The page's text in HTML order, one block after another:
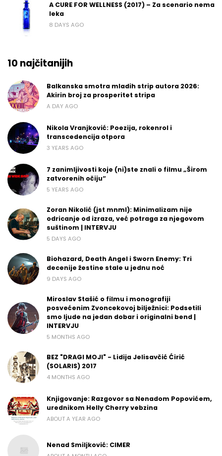
A CURE FOR WELLNESS (2017) – Za scenario nema
leka
8 DAYS AGO
10 najčitanijih
Balkanska smotra mladih strip autora 2026:
Akirin broj za prosperitet stripa
A DAY AGO
Nikola Vranjković: Poezija, rokenrol i
transcedencija otpora
3 YEARS AGO
7 zanimljivosti koje (ni)ste znali o filmu „Širom
zatvorenih očiju“
5 YEARS AGO
Zoran Nikolić (jst mnml): Minimalizam nije
odricanje od izraza, već potraga za njegovom
suštinom | INTERVJU
5 DAYS AGO
Biohazard, Death Angel i Sworn Enemy: Tri
decenije žestine stale u jednu noć
9 DAYS AGO
Miroslav Stašić o filmu i monografiji
posvećenim Zvoncekovoj bilježnici: Podsetili
smo ljude na jedan dobar i originalni bend |
INTERVJU
5 MONTHS AGO
BEZ "DRAGI MOJI" - Lidija Jelisavčić Ćirić
(SOLARIS) 2017
4 MONTHS AGO
Knjigovanje: Razgovor sa Nenadom Popovićem,
urednikom Helly Cherry vebzina
ABOUT A YEAR AGO
Nenad Smiljković: CIMER